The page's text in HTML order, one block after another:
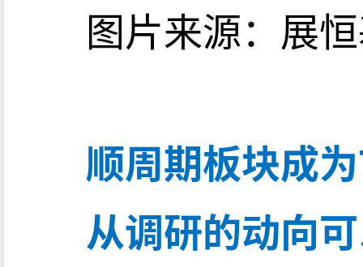
图片来源：展
顺周期板块成
从调研的动向